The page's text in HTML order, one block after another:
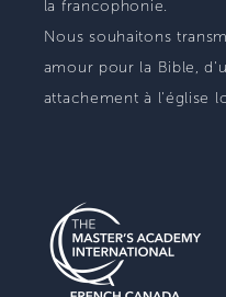
la francophonie.
Nous souhaitons
amour pour la Bible,
attachement à l'église